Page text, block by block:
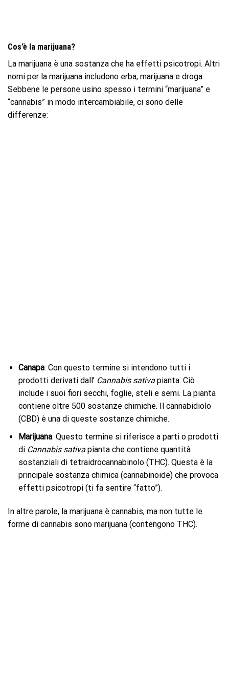
Cos’è la marijuana?
La marijuana è una sostanza che ha effetti psicotropi. Altri
nomi per la marijuana includono erba, marijuana e droga.
Sebbene le persone usino spesso i termini “marijuana” e
“cannabis” in modo intercambiabile, ci sono delle
differenze:
Canapa: Con questo termine si intendono tutti i
prodotti derivati ​​dall’ Cannabis sativapianta. Ciò
include i suoi fiori secchi, foglie, steli e semi. La pianta
contiene oltre 500 sostanze chimiche. Il cannabidiolo
(CBD) è una di queste sostanze chimiche.
Marijuana: Questo termine si riferisce a parti o prodotti
di Cannabis sativapianta che contiene quantità
sostanziali di tetraidrocannabinolo (THC). Questa è la
principale sostanza chimica (cannabinoide) che provoca
effetti psicotropi (ti fa sentire “fatto”).
In altre parole, la marijuana è cannabis, ma non tutte le
forme di cannabis sono marijuana (contengono THC).